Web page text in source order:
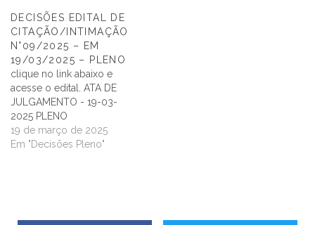
DECISÕES EDITAL DE
CITAÇÃO/INTIMAÇÃO
N°09/2025 – EM
19/03/2025 – PLENO
clique no link abaixo e
acesse o edital. ATA DE
JULGAMENTO - 19-03-
2025 PLENO
19 de março de 2025
Em "Decisões Pleno"